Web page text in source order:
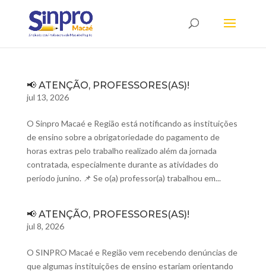
📢 ATENÇÃO, PROFESSORES(AS)!
jul 13, 2026
O Sinpro Macaé e Região está notificando as instituições
de ensino sobre a obrigatoriedade do pagamento de
horas extras pelo trabalho realizado além da jornada
contratada, especialmente durante as atividades do
período junino. 📌 Se o(a) professor(a) trabalhou em...
📢 ATENÇÃO, PROFESSORES(AS)!
jul 8, 2026
O SINPRO Macaé e Região vem recebendo denúncias de
que algumas instituições de ensino estariam orientando